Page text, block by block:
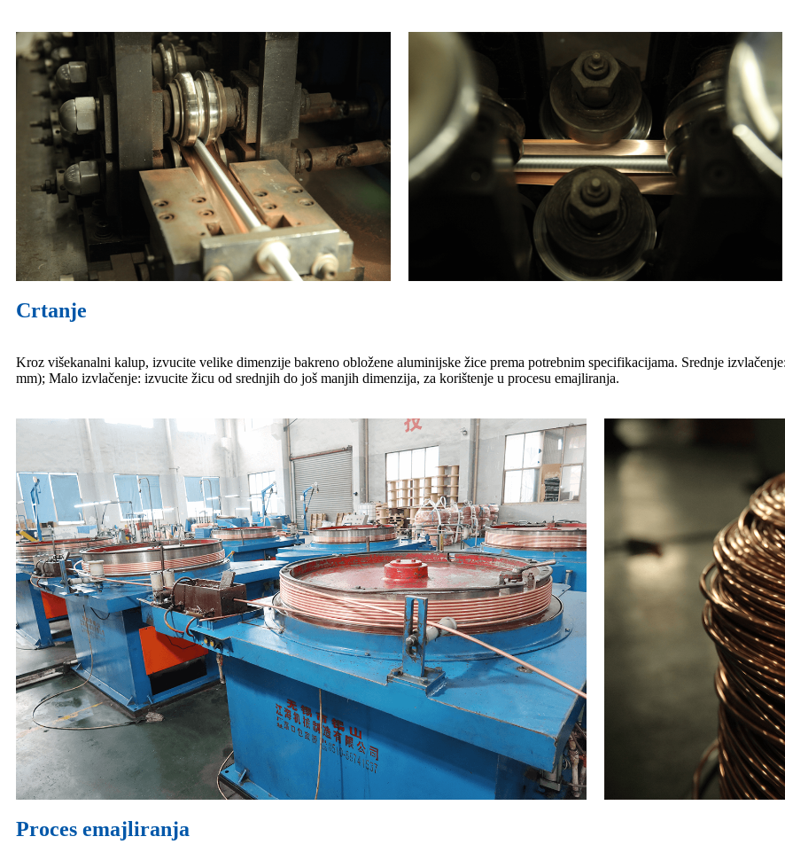
Crtanje
Kroz višekanalni kalup, izvucite velike dimenzije bakreno obložene aluminijske žice prema potrebnim specifikacijama. Srednje
mm); Malo izvlačenje: izvucite žicu od srednjih do još manjih dimenzija, za korištenje u procesu emajliranja.
Proces emajliranja